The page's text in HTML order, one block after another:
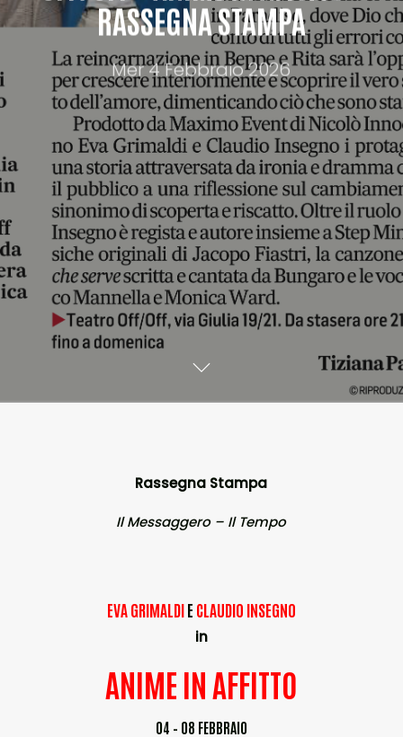
RASSEGNA STAMPA
Mer 4 Febbraio 2026
Rassegna Stampa
Il Messaggero – Il Tempo
EVA GRIMALDIE CLAUDIO INSEGNO
in
ANIME IN AFFITTO
04 – 08 FEBBRAIO